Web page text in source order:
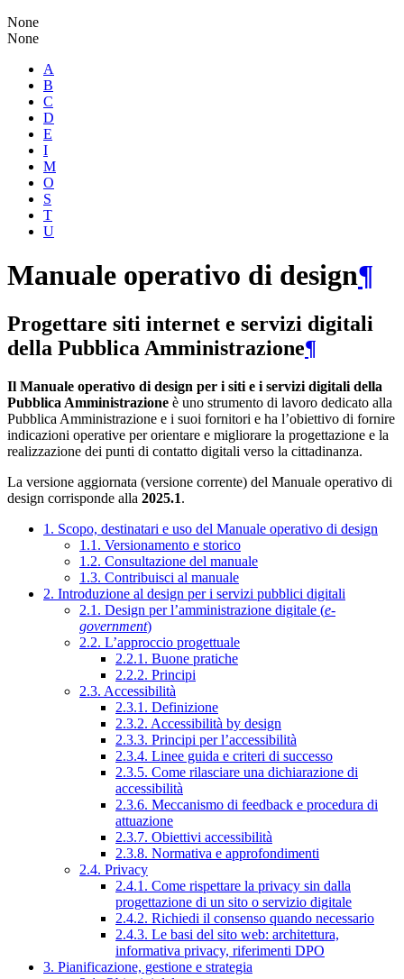
None
None
A
B
C
D
E
I
M
O
S
T
U
Manuale operativo di design¶
Progettare siti internet e servizi digitali
della Pubblica Amministrazione¶
Il Manuale operativo di design per i siti e i servizi digitali della
Pubblica Amministrazione è uno strumento di lavoro dedicato alla
Pubblica Amministrazione e i suoi fornitori e ha l’obiettivo di fornire
indicazioni operative per orientare e migliorare la progettazione e la
realizzazione dei punti di contatto digitali verso la cittadinanza.
La versione aggiornata (versione corrente) del Manuale operativo di
design corrisponde alla 2025.1.
1. Scopo, destinatari e uso del Manuale operativo di design
1.1. Versionamento e storico
1.2. Consultazione del manuale
1.3. Contribuisci al manuale
2. Introduzione al design per i servizi pubblici digitali
2.1. Design per l’amministrazione digitale (e-
government)
2.2. L’approccio progettuale
2.2.1. Buone pratiche
2.2.2. Principi
2.3. Accessibilità
2.3.1. Definizione
2.3.2. Accessibilità by design
2.3.3. Principi per l’accessibilità
2.3.4. Linee guida e criteri di successo
2.3.5. Come rilasciare una dichiarazione di
accessibilità
2.3.6. Meccanismo di feedback e procedura di
attuazione
2.3.7. Obiettivi accessibilità
2.3.8. Normativa e approfondimenti
2.4. Privacy
2.4.1. Come rispettare la privacy sin dalla
progettazione di un sito o servizio digitale
2.4.2. Richiedi il consenso quando necessario
2.4.3. Le basi del sito web: architettura,
informativa privacy, riferimenti DPO
3. Pianificazione, gestione e strategia